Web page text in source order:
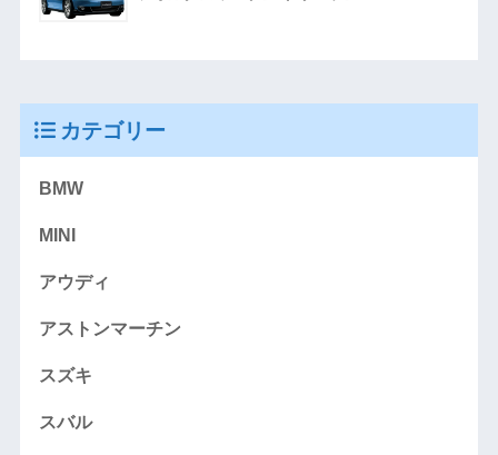
カテゴリー
BMW
MINI
アウディ
アストンマーチン
スズキ
スバル